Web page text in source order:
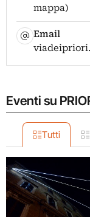
mappa)
Email
Eventi su
Tutti